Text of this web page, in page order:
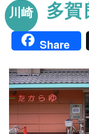
川崎多賀
Share